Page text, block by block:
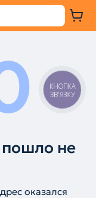
пошло не
оказался
КНОПКА
ЗВ'ЯЗКУ